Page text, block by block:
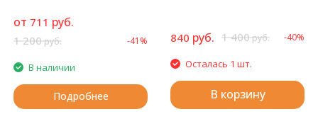
от 711 руб.
1 200руб. -41%
В наличии
Подробнее
840 руб. 1 400руб. -40%
Осталась 1 шт.
В корзину